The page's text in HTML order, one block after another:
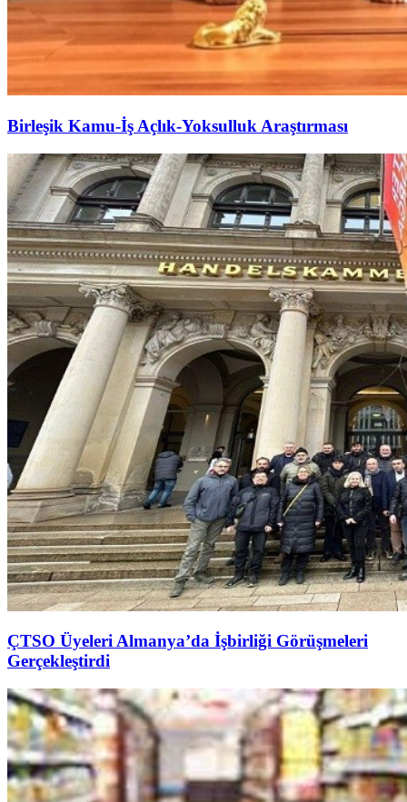
Birleşik Kamu-İş Açlık-Yoksulluk Araştırması
ÇTSO Üyeleri Almanya’da İşbirliği Görüşmeleri
Gerçekleştirdi